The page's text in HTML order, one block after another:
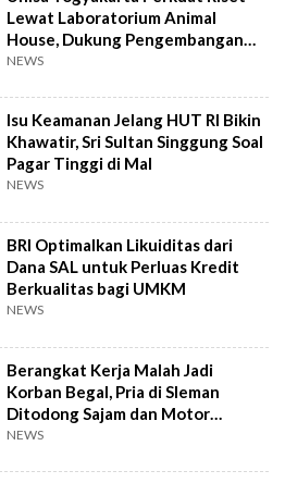
Lewat Laboratorium Animal
House, Dukung Pengembangan
Kandidat Obat
NEWS
Isu Keamanan Jelang HUT RI Bikin
Khawatir, Sri Sultan Singgung Soal
Pagar Tinggi di Mal
NEWS
BRI Optimalkan Likuiditas dari
Dana SAL untuk Perluas Kredit
Berkualitas bagi UMKM
NEWS
Berangkat Kerja Malah Jadi
Korban Begal, Pria di Sleman
Ditodong Sajam dan Motor
Digasak
NEWS